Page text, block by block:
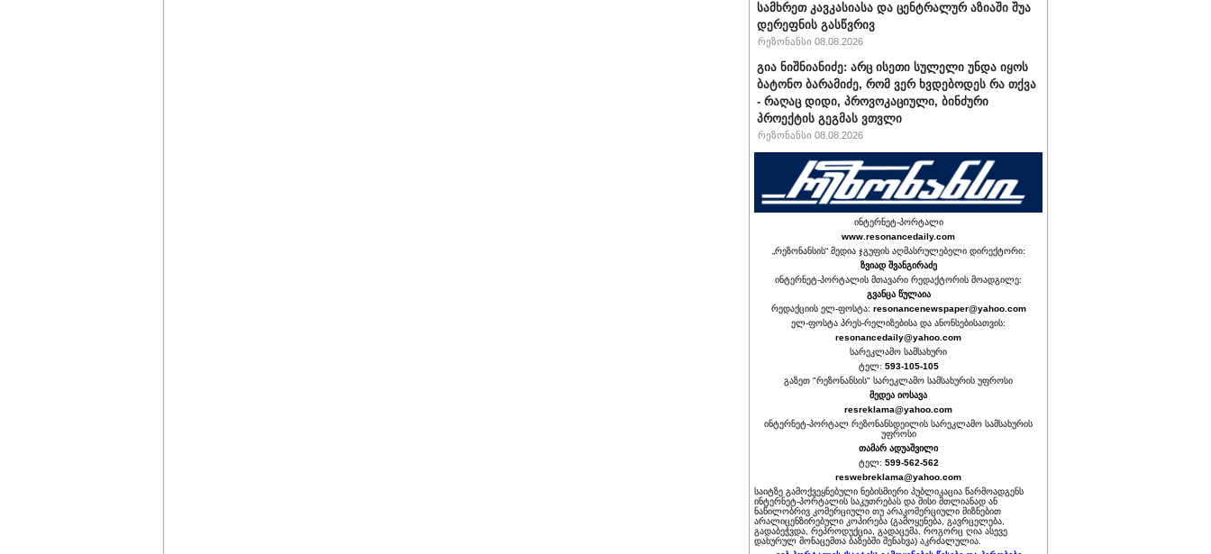
სამხრეთ კავკასიასა და ცენტრალურ აზიაში შუა
დერეფნის გასწვრივ
რეზონანსი 08.08.2026
გია ნიშნიანიძე: არც ისეთი სულელი უნდა იყოს
ბატონო ბარამიძე, რომ ვერ ხვდებოდეს რა თქვა
- რაღაც დიდი, პროვოკაციული, ბინძური
პროექტის გეგმას ვთვლი
რეზონანსი 08.08.2026
ინტერნეტ-პორტალი
www.resonancedaily.com
„რეზონანსის“ მედია ჯგუფის აღმასრულებელი დირექტორი:
ზვიად შვანგირაძე
ინტერნეტ-პორტალის მთავარი რედაქტორის მოადგილე:
გვანცა წულაია
რედაქციის ელ-ფოსტა: resonancenewspaper@yahoo.com
ელ-ფოსტა პრეს-რელიზებისა და ანონსებისათვის:
resonancedaily@yahoo.com
სარეკლამო სამსახური
ტელ: 593-105-105
გაზეთ "რეზონანსის" სარეკლამო სამსახურის უფროსი
მედეა იოსავა
resreklama@yahoo.com
ინტერნეტ-პორტალ რეზონანსდეილის სარეკლამო სამსახურის
უფროსი
თამარ ადუაშვილი
ტელ: 599-562-562
reswebreklama@yahoo.com
საიტზე გამოქვეყნებული ნებისმიერი პუბლიკაცია წარმოადგენს
ინტერნეტ-პორტალის საკუთრებას და მისი მთლიანად ან
ნაწილობრივ კომერციული თუ არაკომერციული მიზნებით
არალიცენზირებული კოპირება (გამოყენება, გავრცელება,
გადაბეჭვდა, რეპროდუქცია, გადაცემა, როგორც ღია ასევე
დახურულ მონაცემთა ბაზებში შენახვა) აკრძალულია.